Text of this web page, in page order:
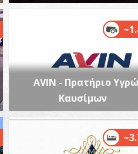
AVIN - Πρατήριο
Καυσίμων